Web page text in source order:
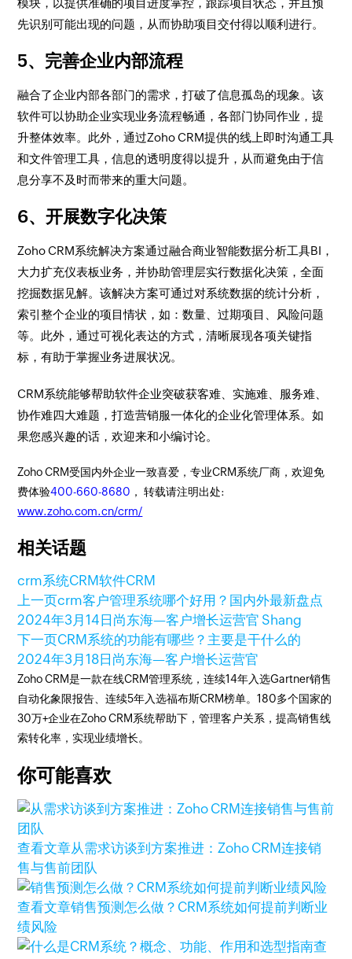
模块，以提供准确的项目进度掌控，跟踪项目状态，并且预
先识别可能出现的问题，从而协助项目交付得以顺利进行。
5、完善企业内部流程
融合了企业内部各部门的需求，打破了信息孤岛的现象。该
软件可以协助企业实现业务流程畅通，各部门协同作业，提
升整体效率。此外，通过Zoho CRM提供的线上即时沟通工具
和文件管理工具，信息的透明度得以提升，从而避免由于信
息分享不及时而带来的重大问题。
6、开展数字化决策
Zoho CRM系统解决方案通过融合商业智能数据分析工具BI，
大力扩充仪表板业务，并协助管理层实行数据化决策，全面
挖掘数据见解。该解决方案可通过对系统数据的统计分析，
索引整个企业的项目情状，如：数量、过期项目、风险问题
等。此外，通过可视化表达的方式，清晰展现各项关键指
标，有助于掌握业务进展状况。
CRM系统能够帮助软件企业突破获客难、实施难、服务难、
协作难四大难题，打造营销服一体化的企业化管理体系。如
果您感兴趣的话，欢迎来和小编讨论。
Zoho CRM受国内外企业一致喜爱，专业CRM系统厂商，欢迎免
费体验400-660-8680 ， 转载请注明出处:
www.zoho.com.cn/crm/
相关话题
crm系统CRM软件CRM
上一页crm客户管理系统哪个好用？国内外最新盘点
2024年3月14日 尚东海—客户增长运营官 Shang
下一页CRM系统的功能有哪些？主要是干什么的
2024年3月18日 尚东海—客户增长运营官
Zoho CRM是一款在线CRM管理系统，连续14年入选Gartner销售
自动化象限报告、连续5年入选福布斯CRM榜单。180多个国家的
30万+企业在Zoho CRM系统帮助下，管理客户关系，提高销售线
索转化率，实现业绩增长。
你可能喜欢
查看文章从需求访谈到方案推进：Zoho CRM连接销
售与售前团队
查看文章销售预测怎么做？CRM系统如何提前判断业
绩风险
查